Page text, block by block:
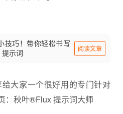
技巧！带你轻松书写
示词
阅读文章
大家一个很好用的专门针对
：秋叶®Flux 提示词大师